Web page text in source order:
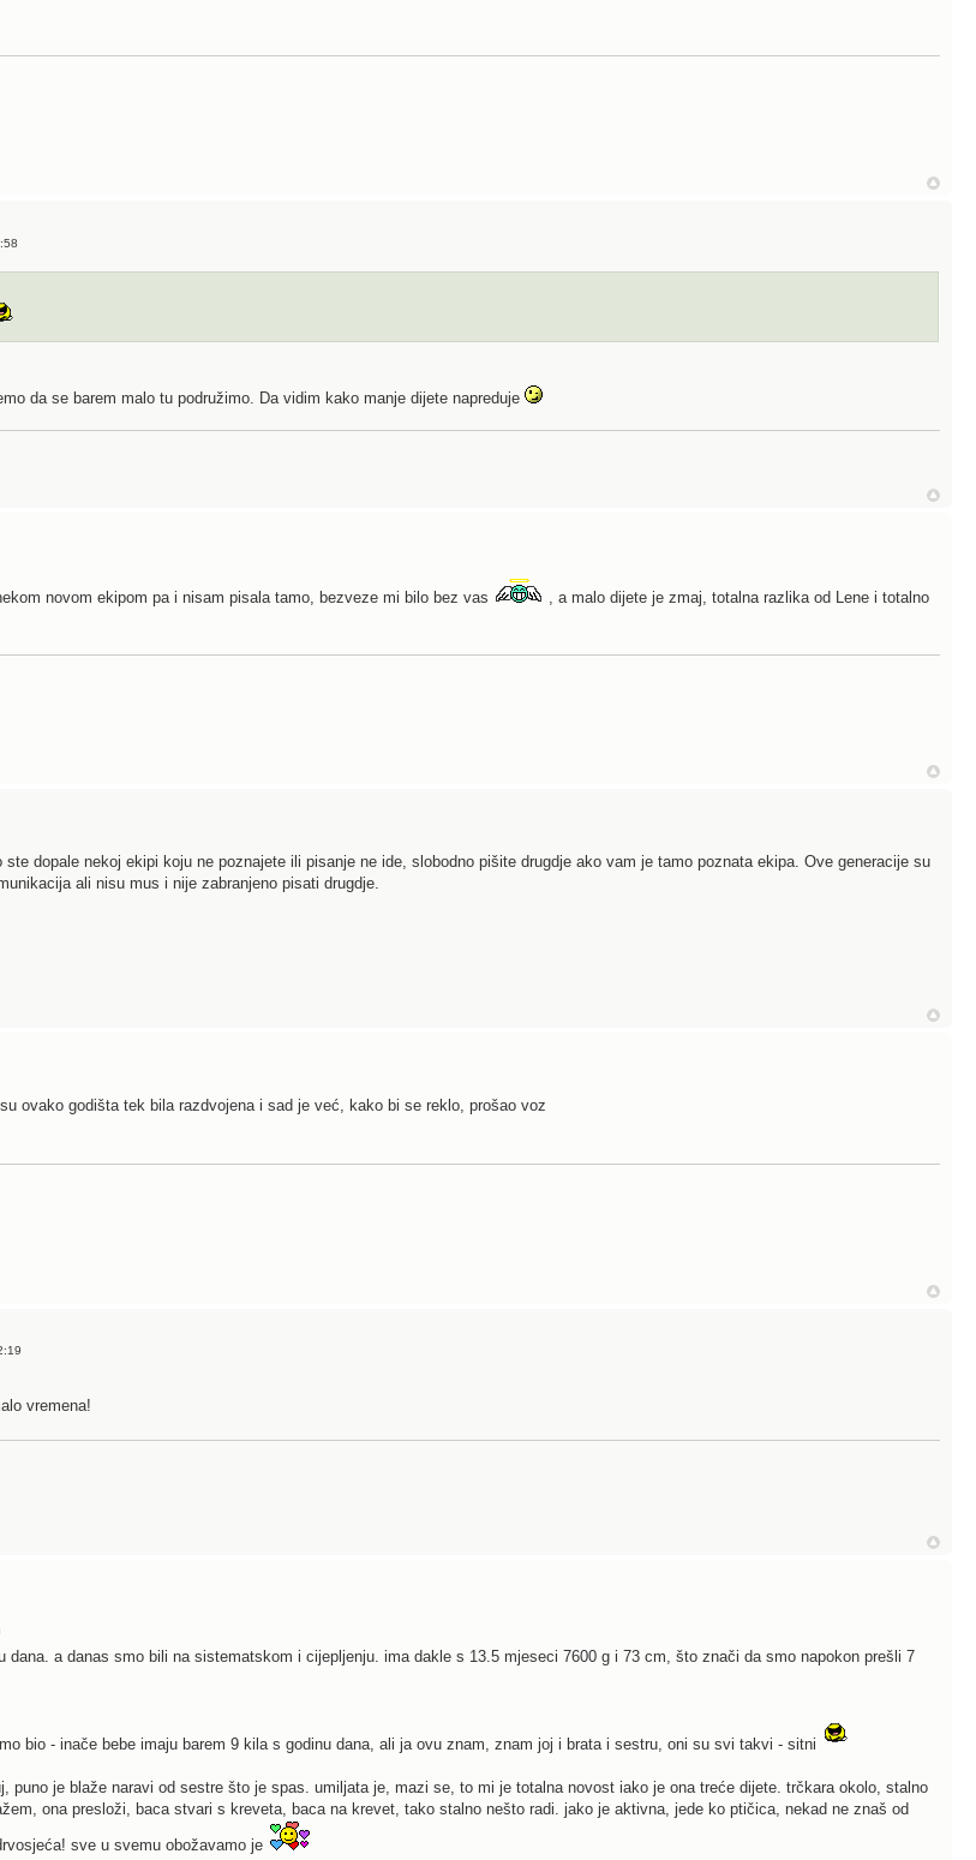
da se barem malo tu podružimo. Da vidim kako manje dijete napreduje
novom ekipom pa i nisam pisala tamo, bezveze mi bilo bez vas
, a malo dijete je zmaj, totalna razlika od Lene i totalno
dopale nekoj ekipi koju ne poznajete ili pisanje ne ide, slobodno pišite drugdje ako vam je tamo poznata ekipa. Ove generacije su
ali nisu mus i nije zabranjeno pisati drugdje.
ovako godišta tek bila razdvojena i sad je već, kako bi se reklo, prošao voz
vremena!
dana. a danas smo bili na sistematskom i cijepljenju. ima dakle s 13.5 mjeseci 7600 g i 73 cm, što znači da smo napokon prešli 7
bio - inače bebe imaju barem 9 kila s godinu dana, ali ja ovu znam, znam joj i brata i sestru, oni su svi takvi - sitni
puno je blaže naravi od sestre što je spas. umiljata je, mazi se, to mi je totalna novost iako je ona treće dijete. trčkara okolo, stalno
ona presloži, baca stvari s kreveta, baca na krevet, tako stalno nešto radi. jako je aktivna, jede ko ptičica, nekad ne znaš od
sve u svemu obožavamo je